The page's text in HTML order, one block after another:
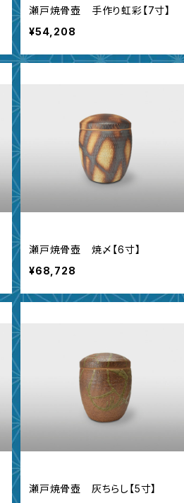
瀬戸焼骨壺 手作り虹彩【7寸】
¥54,208
瀬戸焼骨壺 焼〆【6寸】
¥68,728
瀬戸焼骨壺 灰ちらし【5寸】